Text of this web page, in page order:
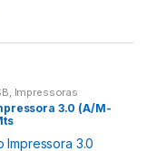
Impressoras
3.0 (A/M-